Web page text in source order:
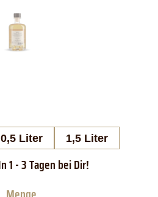
0,5 Liter 1,5 Liter